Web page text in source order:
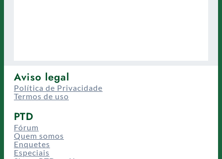
Aviso legal
Política de Privacidade
Termos de uso
PTD
Fórum
Quem somos
Enquetes
Especiais